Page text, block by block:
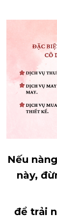
Nếu
này,
để trải